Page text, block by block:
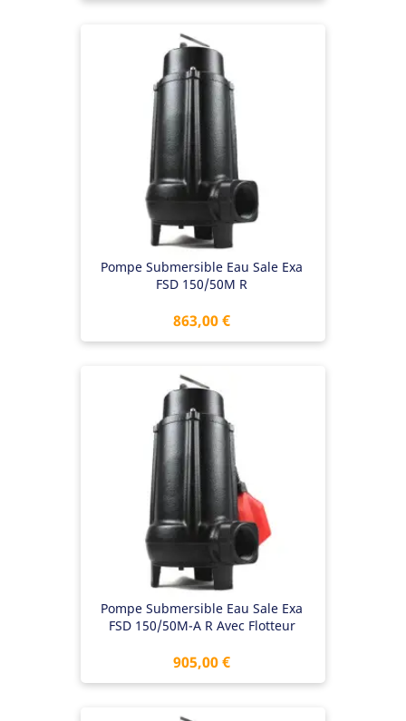
Pompe Submersible Eau Sale Exa
FSD 150/50M R
Prix
863,00 €
Pompe Submersible Eau Sale Exa
FSD 150/50M-A R Avec Flotteur
Prix
905,00 €